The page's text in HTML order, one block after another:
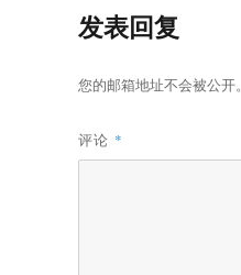
发表回复
您的邮箱地址不会被公开。
评论 *